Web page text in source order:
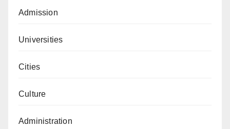
Admission
Universities
Cities
Culture
Administration